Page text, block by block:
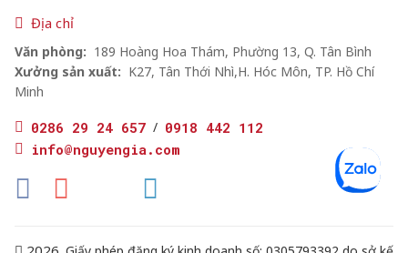
Địa chỉ
Văn phòng: 189 Hoàng Hoa Thám, Phường 13, Q. Tân Bình
Xưởng sản xuất: K27, Tân Thới Nhì,H. Hóc Môn, TP. Hồ Chí
Minh
0286 29 24 657 / 0918 442 112
info@nguyengia.com